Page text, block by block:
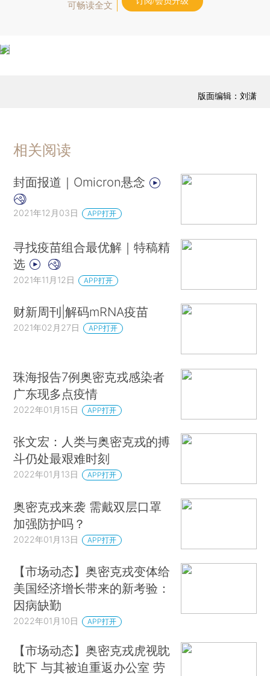
可畅读全文
版面编辑：刘潇
相关阅读
封面报道｜Omicron悬念
2021年12月03日 APP打开
寻找疫苗组合最优解｜特稿精
选
2021年11月12日 APP打开
财新周刊|解码mRNA疫苗
2021年02月27日 APP打开
珠海报告7例奥密克戎感染者
广东现多点疫情
2022年01月15日 APP打开
张文宏：人类与奥密克戎的搏
斗仍处最艰难时刻
2022年01月13日 APP打开
奥密克戎来袭 需戴双层口罩
加强防护吗？
2022年01月13日 APP打开
【市场动态】奥密克戎变体给
美国经济增长带来的新考验：
因病缺勤
2022年01月10日 APP打开
【市场动态】奥密克戎虎视眈
眈下 与其被迫重返办公室 劳